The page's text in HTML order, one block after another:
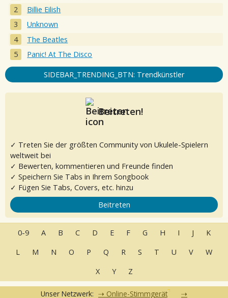
Billie Eilish
Unknown
The Beatles
Panic! At The Disco
SIDEBAR_TRENDING_BTN: Trendkünstler
Beitreten!
✓ Treten Sie der größten Community von Ukulele-Spielern
weltweit bei
✓ Bewerten, kommentieren und Freunde finden
✓ Speichern Sie Tabs in Ihrem Songbook
✓ Fügen Sie Tabs, Covers, etc. hinzu
Beitreten
0-9 A B C D E F G H I J
K
L
M N O P Q R S T U V
W
X
Y Z
Unser Netzwerk: Online-Stimmgerät